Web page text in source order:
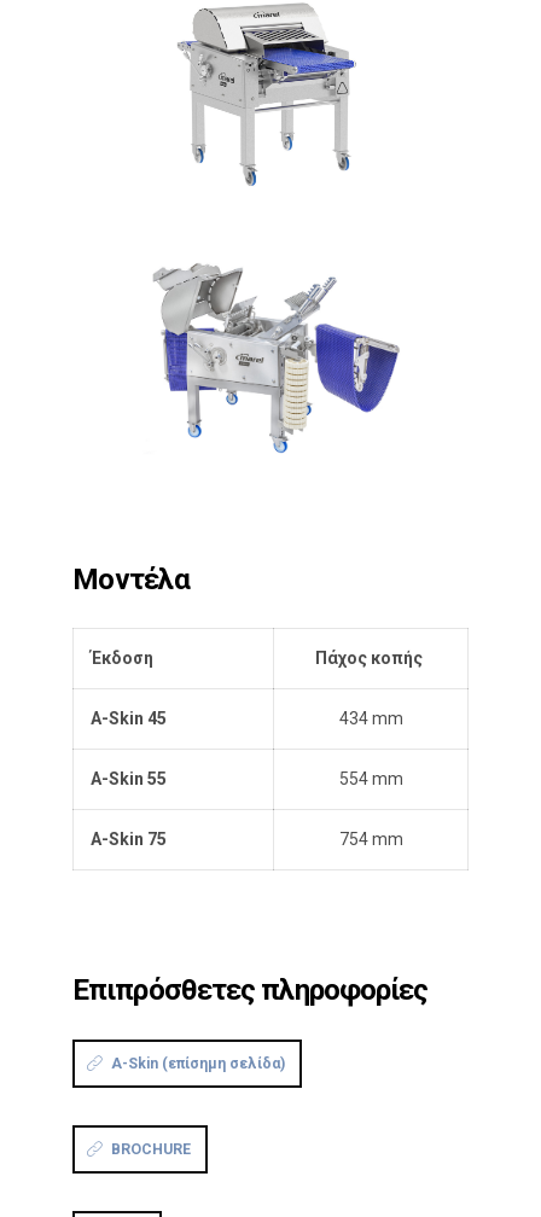
Μοντέλα
Έκδοση Πάχος κοπής
A-Skin 45 434 mm
A-Skin 55 554 mm
A-Skin 75 754 mm
Επιπρόσθετες πληροφορίες
A-Skin (επίσημη σελίδα)
BROCHURE